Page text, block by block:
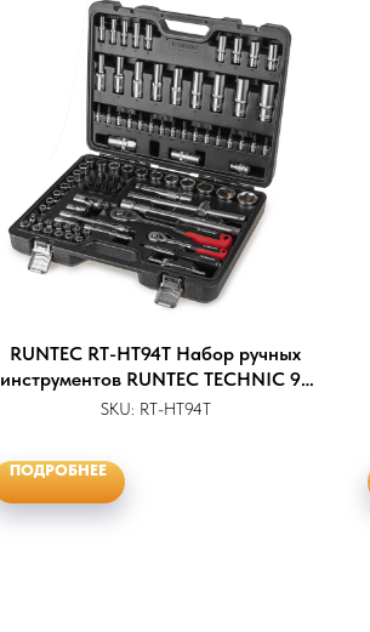
RUNTEC RT-HT94T Набор ручных
инструментов RUNTEC TECHNIC 94
предмета 1/2", 1/4"
SKU: RT-HT94T
ПОДРОБНЕЕ